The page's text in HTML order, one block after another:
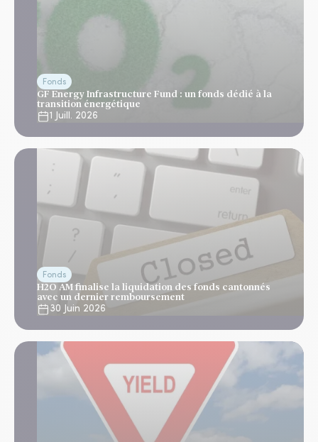
Fonds
GF Energy Infrastructure Fund : un fonds dédié à la
transition énergétique
1 Juill. 2026
Fonds
H2O AM finalise la liquidation des fonds cantonnés
avec un dernier remboursement
30 Juin 2026